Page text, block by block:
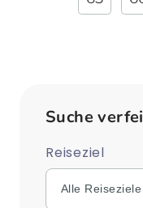
Suche
Reiseziel
Alle Reiseziele